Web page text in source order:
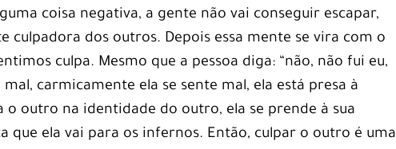
coisa negativa, a gente não vai conseguir escapar,
culpadora dos outros. Depois essa mente se vira com o
culpa. Mesmo que a pessoa diga: “não, não fui eu,
mal, carmicamente ela se sente mal, ela está presa à
o outro na identidade do outro, ela se prende à sua
que ela vai para os infernos. Então, culpar o outro é uma